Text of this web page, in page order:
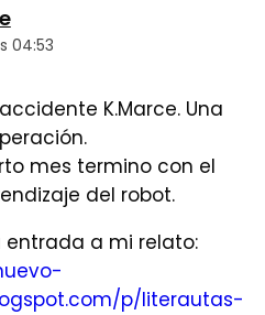
04:53
K.Marce. Una
mes termino con el
del robot.
entrada a mi relato:
p/literautas-